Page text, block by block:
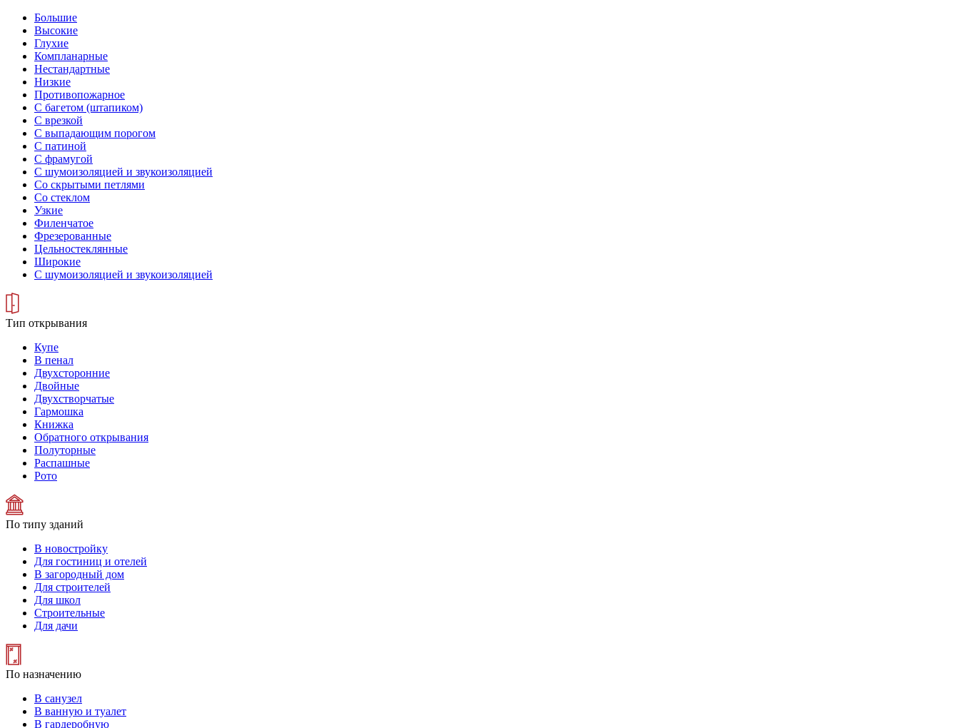
Большие
Высокие
Глухие
Компланарные
Нестандартные
Низкие
Противопожарное
С багетом (штапиком)
С врезкой
С выпадающим порогом
С патиной
С фрамугой
С шумоизоляцией и звукоизоляцией
Со скрытыми петлями
Со стеклом
Узкие
Филенчатое
Фрезерованные
Цельностеклянные
Широкие
С шумоизоляцией и звукоизоляцией
Тип открывания
Купе
В пенал
Двухсторонние
Двойные
Двухстворчатые
Гармошка
Книжка
Обратного открывания
Полуторные
Распашные
Рото
По типу зданий
В новостройку
Для гостиниц и отелей
В загородный дом
Для строителей
Для школ
Строительные
Для дачи
По назначению
В санузел
В ванную и туалет
В гардеробную